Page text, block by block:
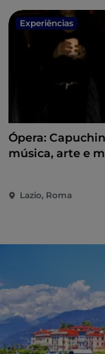
Experiências
Ópera:
música, arte e
Lazio, Roma